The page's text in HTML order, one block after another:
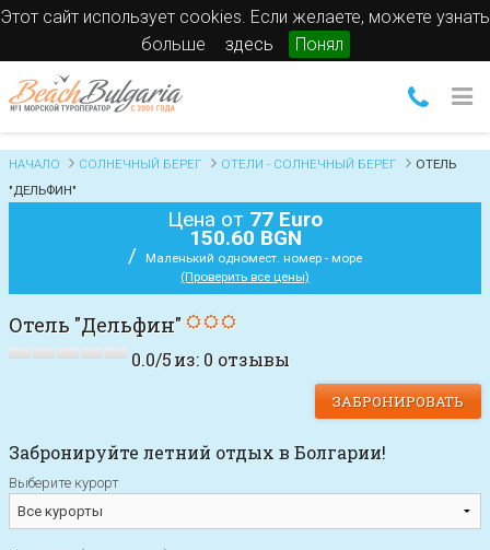
Этот сайт использует cookies. Если желаете, можете узнать
больше
здесь Понял
НАЧАЛО СОЛНЕЧНЫЙ БЕРЕГ ОТЕЛИ - СОЛНЕЧНЫЙ БЕРЕГ
ОТЕЛЬ
"ДЕЛЬФИН"
Цена от 77 Euro
150.60 BGN
/ Маленький одномест. номер - море
(Проверить все цены)
Отель "Дельфин"
0.0/5из:0 отзывы
ЗАБРОНИРОВАТЬ
Забронируйте летний отдых в Болгарии!
Выберите курорт